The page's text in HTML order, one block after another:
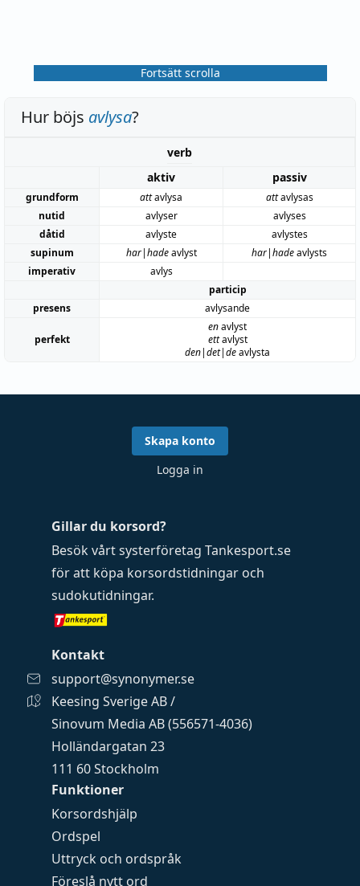
Fortsätt scrolla
Hur böjs avlysa?
verb
aktiv
passiv
grundform attavlysa attavlysas
nutid
avlyser
avlyses
dåtid
avlyste
avlystes
supinum
har|hadeavlyst har|hadeavlysts
imperativ
avlys
particip
presens
avlysande
perfekt
enavlyst
ettavlyst
den|det|deavlysta
Funktioner
Korsordshjälp
Ordspel
Uttryck och ordspråk
Föreslå nytt ord
Gillar du korsord?
Besök vårt systerföretag Tankesport.se
för att köpa korsordstidningar och
sudokutidningar.
Kontakt
support@synonymer.se
Keesing Sverige AB /
Sinovum Media AB (556571-4036)
Holländargatan 23
111 60 Stockholm
Skapa konto
Logga in